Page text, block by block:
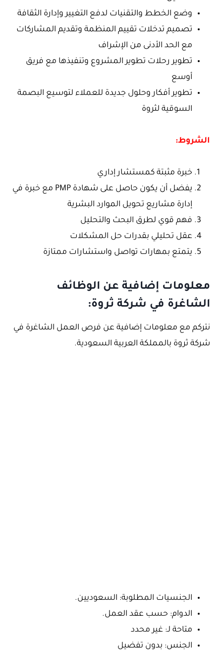
وضع الخطط والتقنيات لدفع التغيير وإدارة الثقافة
تصميم تدخلات تقييم المنظمة وتقديم المشاركات
مع الحد الأدنى من الإشراف
تطوير رحلات تطوير المشروع وتنفيذها مع فريق
أوسع
تطوير أفكار وحلول جديدة للعملاء لتوسيع البصمة
السوقية لثروة
الشروط:
خبرة مثبتة كمستشار إداري
يفضل أن يكون حاصل على شهادة PMP مع خبرة في
إدارة مشاريع تحويل الموارد البشرية
فهم قوي لطرق البحث والتحليل
عقل تحليلي بقدرات حل المشكلات
يتمتع بمهارات تواصل واستشارات ممتازة
معلومات إضافية عن الوظائف
الشاغرة في شركة ثروة:
نتركم مع معلومات إضافية عن فرص العمل الشاغرة في
شركة ثروة بالمملكة العربية السعودية.
الجنسيات المطلوبة: السعوديين.
الدوام: حسب عقد العمل.
متاحة لـ: غير محدد
الجنس: بدون تفضيل